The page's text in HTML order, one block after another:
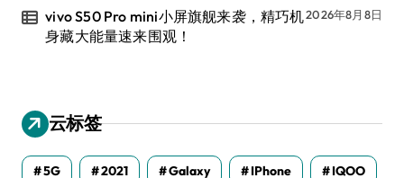
vivo S50 Pro mini小屏旗舰来袭，精巧机
身藏大能量速来围观！
2026年8月8日
云标签
5G 2021 Galaxy IPhone IQOO